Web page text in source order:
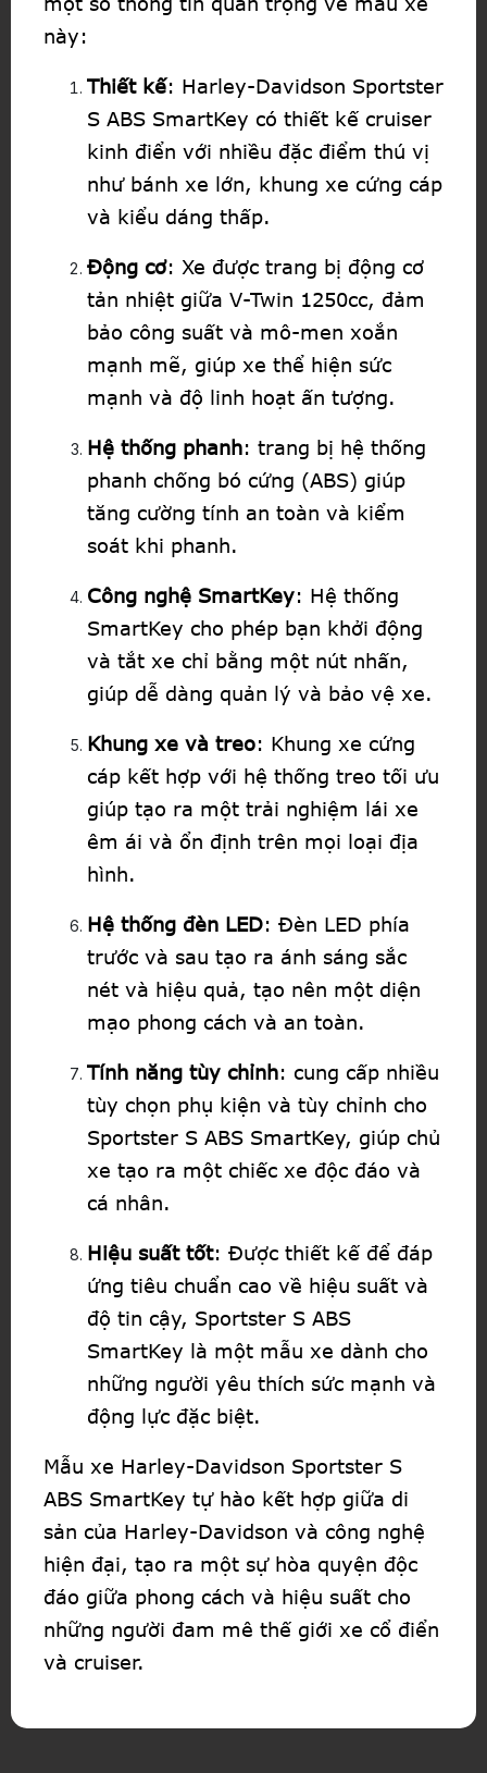
này:
Thiết kế: Harley-Davidson Sportster
S ABS SmartKey có thiết kế cruiser
kinh điển với nhiều đặc điểm thú vị
như bánh xe lớn, khung xe cứng cáp
và kiểu dáng thấp.
Động cơ: Xe được trang bị động cơ
tản nhiệt giữa V-Twin 1250cc, đảm
bảo công suất và mô-men xoắn
mạnh mẽ, giúp xe thể hiện sức
mạnh và độ linh hoạt ấn tượng.
Hệ thống phanh: trang bị hệ thống
phanh chống bó cứng (ABS) giúp
tăng cường tính an toàn và kiểm
soát khi phanh.
Công nghệ SmartKey: Hệ thống
SmartKey cho phép bạn khởi động
và tắt xe chỉ bằng một nút nhấn,
giúp dễ dàng quản lý và bảo vệ xe.
Khung xe và treo: Khung xe cứng
cáp kết hợp với hệ thống treo tối ưu
giúp tạo ra một trải nghiệm lái xe
êm ái và ổn định trên mọi loại địa
hình.
Hệ thống đèn LED: Đèn LED phía
trước và sau tạo ra ánh sáng sắc
nét và hiệu quả, tạo nên một diện
mạo phong cách và an toàn.
Tính năng tùy chỉnh: cung cấp nhiều
tùy chọn phụ kiện và tùy chỉnh cho
Sportster S ABS SmartKey, giúp chủ
xe tạo ra một chiếc xe độc đáo và
cá nhân.
Hiệu suất tốt: Được thiết kế để đáp
ứng tiêu chuẩn cao về hiệu suất và
độ tin cậy, Sportster S ABS
SmartKey là một mẫu xe dành cho
những người yêu thích sức mạnh và
động lực đặc biệt.
Mẫu xe Harley-Davidson Sportster S
ABS SmartKey tự hào kết hợp giữa di
sản của Harley-Davidson và công nghệ
hiện đại, tạo ra một sự hòa quyện độc
đáo giữa phong cách và hiệu suất cho
những người đam mê thế giới xe cổ điển
và cruiser.